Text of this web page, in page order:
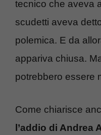
tecnico che aveva
scudetti aveva
polemica. E da
appariva chiusa.
potrebbero essere
Come chiarisce
l’addio di Andrea